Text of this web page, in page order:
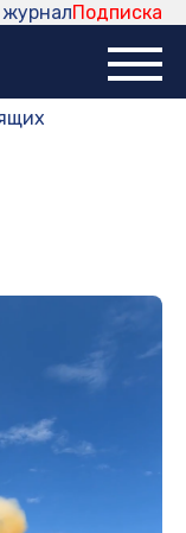
Подписка